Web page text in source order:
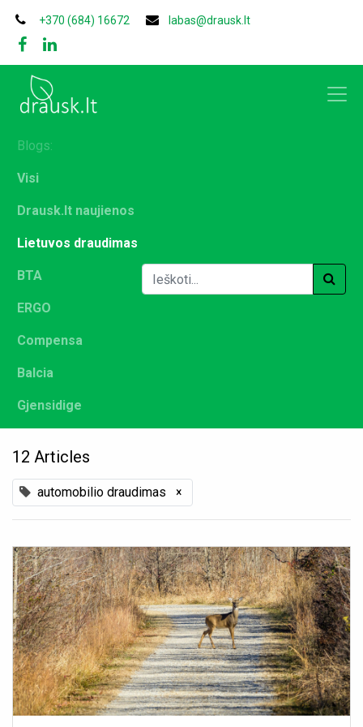
+370 (684) 16672 labas@drausk.lt
Blogs:
Visi
Drausk.lt naujienos
Lietuvos draudimas
BTA
ERGO
Compensa
Balcia
Gjensidige
12 Articles
automobilio draudimas ×